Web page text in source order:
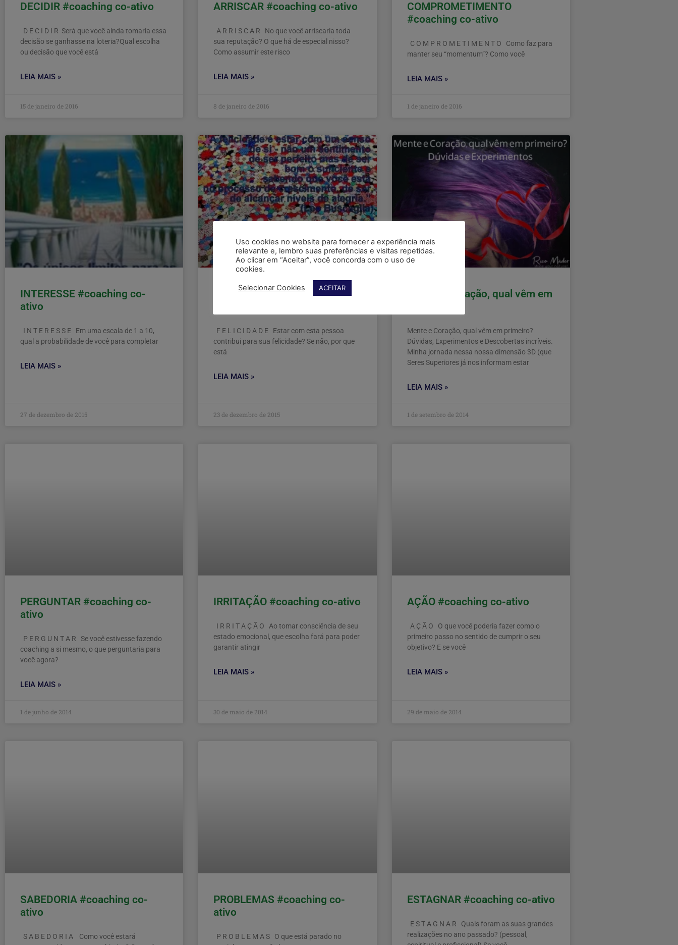
DECIDIR #coaching co-ativo
D E C I D I R Será que você ainda tomaria essa
decisão se ganhasse na loteria?Qual escolha
ou decisão que você está
LEIA MAIS »
15 de janeiro de 2016
ARRISCAR #coaching co-ativo
A R R I S C A R No que você arriscaria toda
sua reputação? O que há de especial nisso?
Como assumir este risco
LEIA MAIS »
8 de janeiro de 2016
COMPROMETIMENTO
#coaching co-ativo
C O M P R O M E T I M E N T O Como faz para
manter seu “momentum”? Como você
LEIA MAIS »
1 de janeiro de 2016
INTERESSE #coaching co-
ativo
I N T E R E S S E Em uma escala de 1 a 10,
qual a probabilidade de você para completar
LEIA MAIS »
27 de dezembro de 2015
FELICIDADE #coaching co-
F E L I C I D A D E Estar com esta pessoa
contribui para sua felicidade? Se não, por que
está
LEIA MAIS »
23 de dezembro de 2015
Mente e Coração, qual vêm em
Mente e Coração, qual vêm em primeiro?
Dúvidas, Experimentos e Descobertas incríveis.
Minha jornada nessa nossa dimensão 3D (que
Seres Superiores já nos informam estar
LEIA MAIS »
1 de setembro de 2014
PERGUNTAR #coaching co-
ativo
P E R G U N T A R Se você estivesse fazendo
coaching a si mesmo, o que perguntaria para
você agora?
LEIA MAIS »
1 de junho de 2014
IRRITAÇÃO #coaching co-ativo
I R R I T A Ç Ã O Ao tomar consciência de seu
estado emocional, que escolha fará para poder
garantir atingir
LEIA MAIS »
30 de maio de 2014
AÇÃO #coaching co-ativo
A Ç Ã O O que você poderia fazer como o
primeiro passo no sentido de cumprir o seu
objetivo? E se você
LEIA MAIS »
29 de maio de 2014
SABEDORIA #coaching co-
ativo
S A B E D O R I A Como você estará
PROBLEMAS #coaching co-
ativo
P R O B L E M A S O que está parado no
ESTAGNAR #coaching co-ativo
E S T A G N A R Quais foram as suas grandes
realizações no ano passado? (pessoal,
Uso cookies no website para fornecer a experiência mais
relevante e, lembro suas preferências e visitas repetidas.
Ao clicar em “Aceitar”, você concorda com o uso de
cookies.
Selecionar Cookies ACEITAR